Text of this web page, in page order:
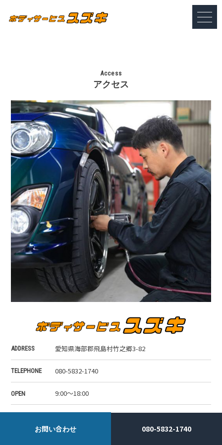
Access
アクセス
ADDRESS 愛知県海部郡飛島村竹之郷3-82
TELEPHONE 080-5832-1740
OPEN 9:00～18:00
日曜日・祝日
お問い合わせ 080-5832-1740